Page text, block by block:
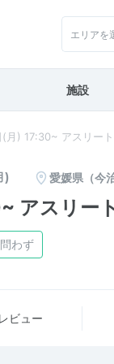
エリアを
施設
(月) 17:30~ アスリー
) 愛媛県（今
アスリー
わず
レビュー